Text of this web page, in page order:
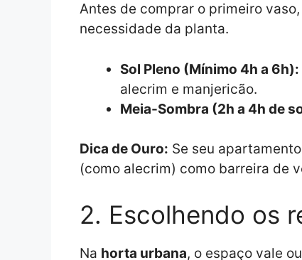
Antes de comprar o primeiro
necessidade da planta.
Sol Pleno (Mínimo 4h a 6h):
alecrim e manjericão.
Meia-Sombra (2h a 4h de
Dica de Ouro: Se seu
(como alecrim) como barreira de
2. Escolhendo os
Na horta urbana, o espaço vale